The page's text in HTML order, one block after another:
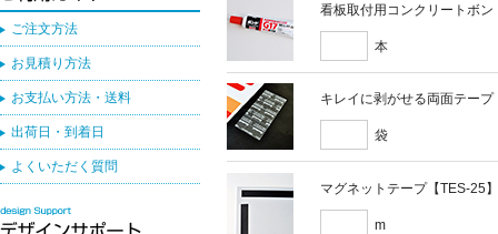
看板取付用コンクリートボン
本
キレイに剥がせる両面テープ
袋
マグネットテープ【TES-25
m
ご注文方法
お見積り方法
お支払い方法・送料
出荷日・到着日
よくいただく質問